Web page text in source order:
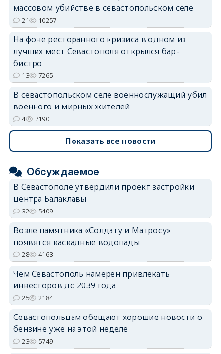
массовом убийстве в севастопольском селе
21 10257
На фоне ресторанного кризиса в одном из
лучших мест Севастополя открылся бар-
бистро
13 7265
В севастопольском селе военнослужащий убил
военного и мирных жителей
4 7190
Показать все новости
Обсуждаемое
В Севастополе утвердили проект застройки
центра Балаклавы
32 5409
Возле памятника «Солдату и Матросу»
появятся каскадные водопады
28 4163
Чем Севастополь намерен привлекать
инвесторов до 2039 года
25 2184
Севастопольцам обещают хорошие новости о
бензине уже на этой неделе
23 5749